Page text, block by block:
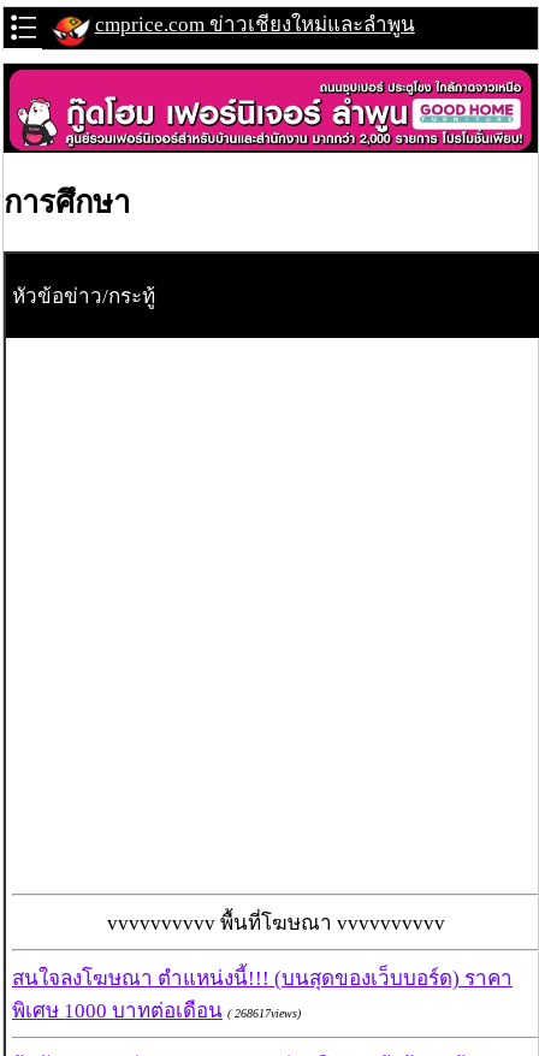
cmprice.com ข่าวเชียงใหม่และลำพูน
การศึกษา
หัวข้อข่าว/กระทู้
vvvvvvvvvv พื้นที่โฆษณา vvvvvvvvvv
สนใจลงโฆษณา ตำแหน่งนี้!!! (บนสุดของเว็บบอร์ด) ราคา
พิเศษ 1000 บาทต่อเดือน ( 268617views)